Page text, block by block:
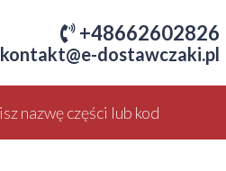
+48662602826
kontakt@e-dostawczaki.pl